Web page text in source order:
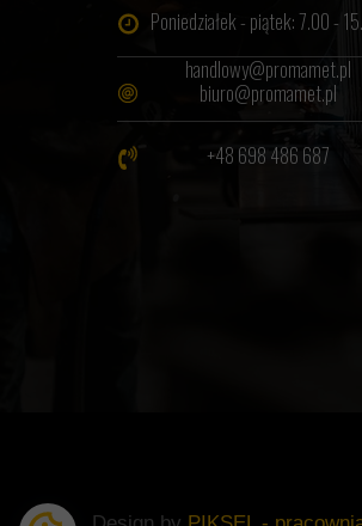
Poniedziałek - piątek: 7.00 -
+48 698 486 687
handlowy@promamet.pl
biuro@promamet.pl